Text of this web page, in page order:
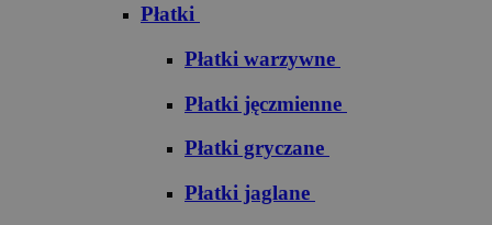
Płatki
Płatki warzywne
Płatki jęczmienne
Płatki gryczane
Płatki jaglane